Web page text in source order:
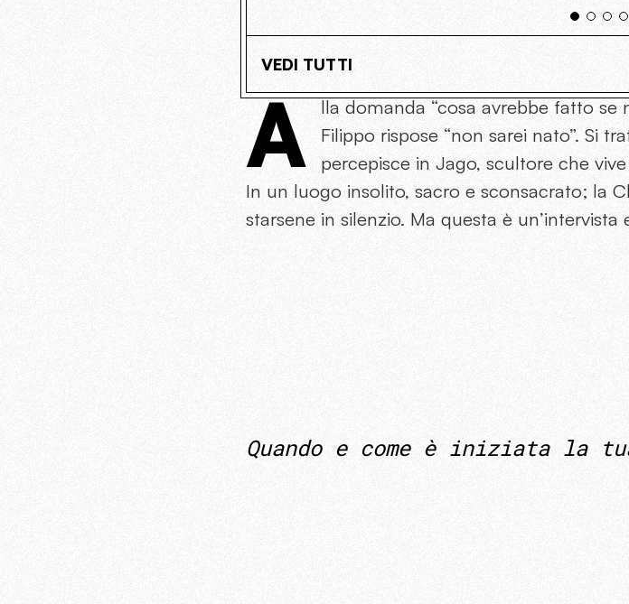
VEDI TUTTI
A
lla domanda “cosa avrebbe fatto se
Filippo rispose “non sarei nato”. Si
percepisce in Jago, scultore che
In un luogo insolito, sacro e sconsacrato; la
starsene in silenzio. Ma questa è
Quando e come è iniziata la